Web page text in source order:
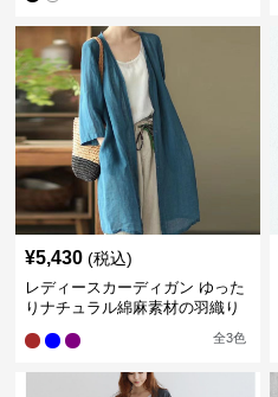
¥5,430 (税込)
レディースカーディガン ゆった
りナチュラル綿麻素材の羽織り
全3色